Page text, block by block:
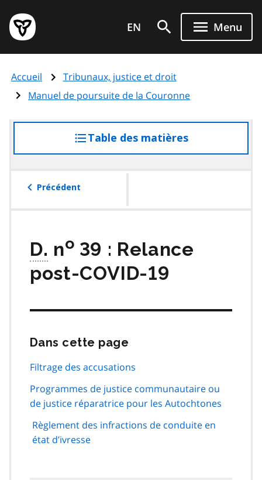
au
contenu
principal
Page
d'accueil
de
l'Ontario
EN Menu
Accueil
Tribunaux, justice et droit
Manuel de poursuite de la Couronne
Table des matières
à
Précédent
D. no 39 : Relance
post-COVID-19
Dans cette page
page
Filtrage des accusations
Programmes de justice communautaire ou
de justice réparatrice pour les Autochtones
Règlement des infractions de conduite en
état d’ivresse